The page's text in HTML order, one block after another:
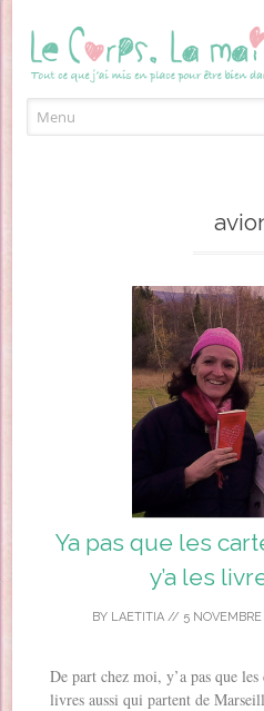
Ya pas que les
y’a les
BY LAETITIA// 5 NOVEMBRE
De part chez moi, y’a pas que
livres aussi qui partent de